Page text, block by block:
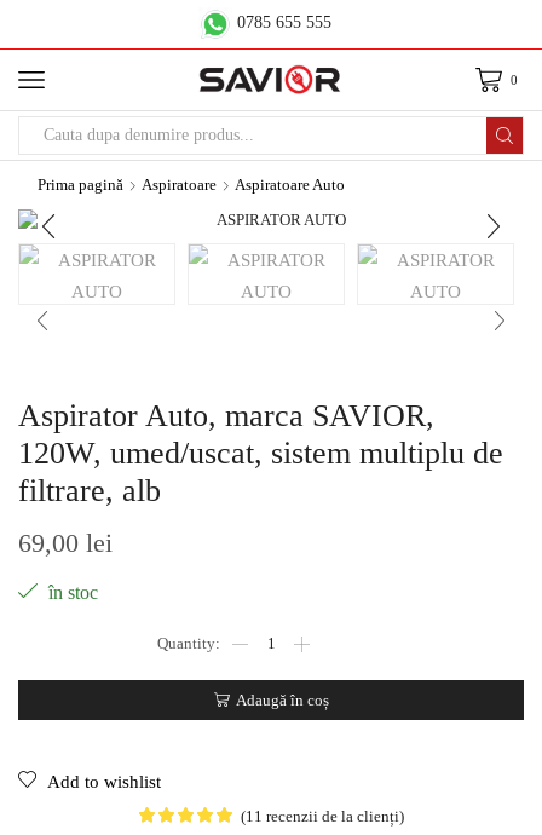
0785 655 555
0
Prima pagină Aspiratoare Aspiratoare Auto
Aspirator Auto, marca SAVIOR,
120W, umed/uscat, sistem multiplu de
filtrare, alb
69,00 lei
în stoc
Adaugă în coș
Add to wishlist
(11 recenzii de la clienți)